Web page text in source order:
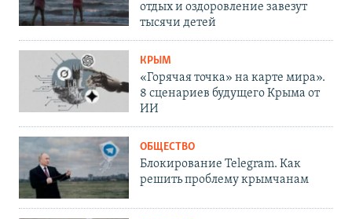
отдых и оздоровление завезут
тысячи детей
КРЫМ
«Горячая точка» на карте мира».
8 сценариев будущего Крыма от
ИИ
ОБЩЕСТВО
Блокирование Telegram. Как
решить проблему крымчанам